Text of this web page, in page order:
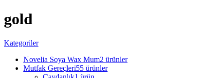
gold
Kategoriler
Novelia Soya Wax Mum2 ürünler
Mutfak Gereçleri55 ürünler